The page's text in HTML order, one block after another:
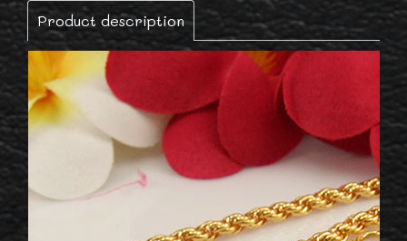
Product description